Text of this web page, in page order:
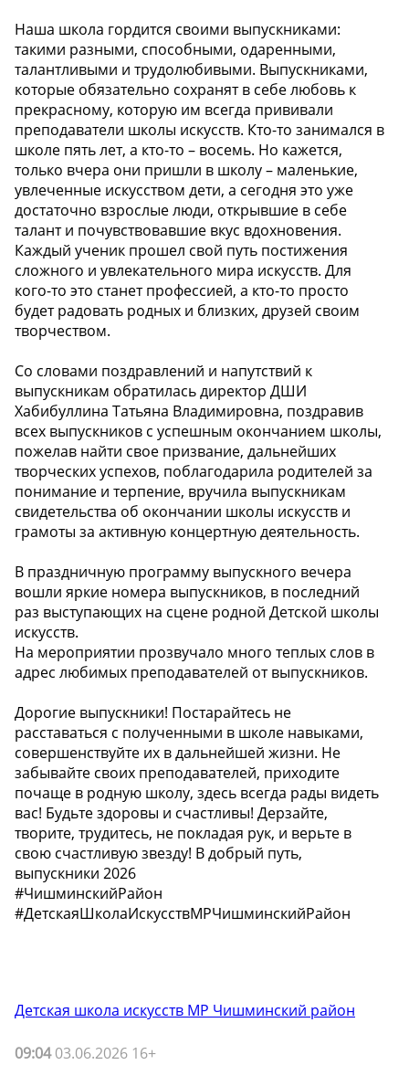
Наша школа гордится своими выпускниками:
такими разными, способными, одаренными,
талантливыми и трудолюбивыми. Выпускниками,
которые обязательно сохранят в себе любовь к
прекрасному, которую им всегда прививали
преподаватели школы искусств. Кто-то занимался в
школе пять лет, а кто-то – восемь. Но кажется,
только вчера они пришли в школу – маленькие,
увлеченные искусством дети, а сегодня это уже
достаточно взрослые люди, открывшие в себе
талант и почувствовавшие вкус вдохновения.
Каждый ученик прошел свой путь постижения
сложного и увлекательного мира искусств. Для
кого-то это станет профессией, а кто-то просто
будет радовать родных и близких, друзей своим
творчеством.
Со словами поздравлений и напутствий к
выпускникам обратилась директор ДШИ
Хабибуллина Татьяна Владимировна, поздравив
всех выпускников с успешным окончанием школы,
пожелав найти свое призвание, дальнейших
творческих успехов, поблагодарила родителей за
понимание и терпение, вручила выпускникам
свидетельства об окончании школы искусств и
грамоты за активную концертную деятельность.
В праздничную программу выпускного вечера
вошли яркие номера выпускников, в последний
раз выступающих на сцене родной Детской школы
искусств.
На мероприятии прозвучало много теплых слов в
адрес любимых преподавателей от выпускников.
Дорогие выпускники! Постарайтесь не
расставаться с полученными в школе навыками,
совершенствуйте их в дальнейшей жизни. Не
забывайте своих преподавателей, приходите
почаще в родную школу, здесь всегда рады видеть
вас! Будьте здоровы и счастливы! Дерзайте,
творите, трудитесь, не покладая рук, и верьте в
свою счастливую звезду! В добрый путь,
выпускники 2026
#ЧишминскийРайон
#ДетскаяШколаИскусствМРЧишминскийРайон
Детская школа искусств МР Чишминский район
09:0403.06.2026 16+